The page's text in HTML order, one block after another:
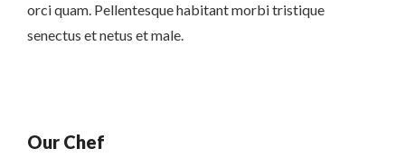
orci quam. Pellentesque habitant morbi tristique
senectus et netus et male.
Our Chef